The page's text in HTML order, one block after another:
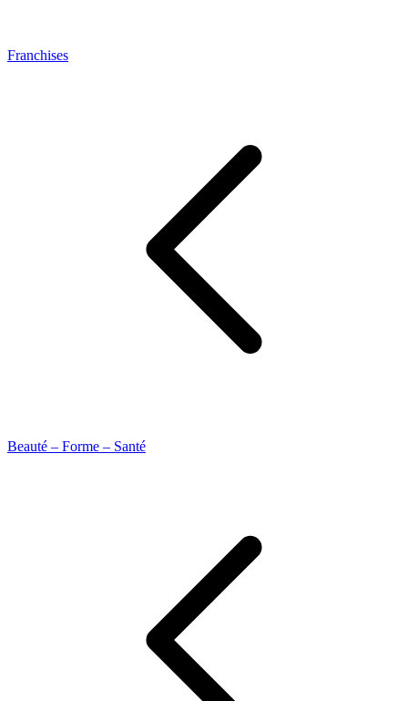
Franchises
Beauté – Forme – Santé